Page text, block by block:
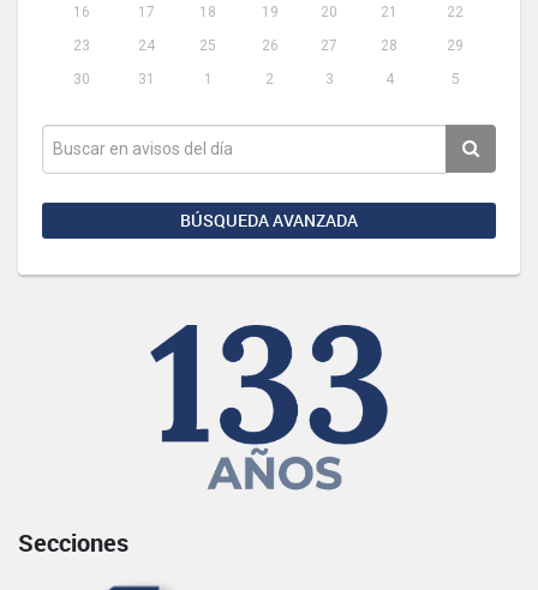
16
17 18 19 20 21
22
23
24 25 26 27 28
29
30
31 1 2 3 4 5
BÚSQUEDA AVANZADA
Secciones